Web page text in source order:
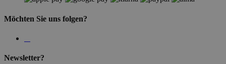
Möchten Sie uns folgen?
Newsletter?